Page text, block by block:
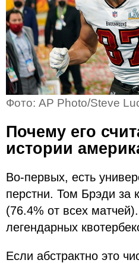
Фото: AP Photo/Steve
Почему его
истории
Во-первых, есть
перстни. Том Брэди за
(76.4% от всех
легендарных
Если абстрактно это